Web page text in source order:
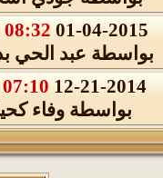
01-04-2015
08:32 AM
عبد الحي بدر
12-21-2014
07:10 PM
بواسطةوفاء كحيل